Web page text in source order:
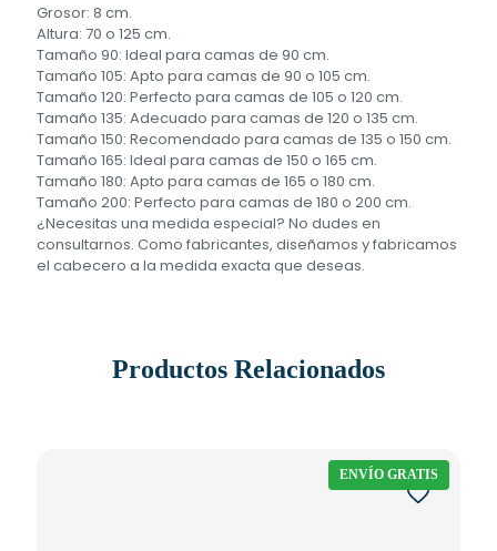
Grosor: 8 cm.
Altura: 70 o 125 cm.
Tamaño 90: Ideal para camas de 90 cm.
Tamaño 105: Apto para camas de 90 o 105 cm.
Tamaño 120: Perfecto para camas de 105 o 120 cm.
Tamaño 135: Adecuado para camas de 120 o 135 cm.
Tamaño 150: Recomendado para camas de 135 o 150 cm.
Tamaño 165: Ideal para camas de 150 o 165 cm.
Tamaño 180: Apto para camas de 165 o 180 cm.
Tamaño 200: Perfecto para camas de 180 o 200 cm.
¿Necesitas una medida especial? No dudes en
consultarnos. Como fabricantes, diseñamos y fabricamos
el cabecero a la medida exacta que deseas.
Productos Relacionados
ENVÍO GRATIS